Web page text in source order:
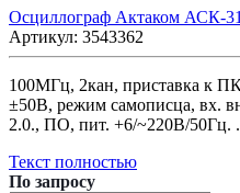
Осциллограф Актаком АСК-
Артикул: 3543362
100МГц, 2кан, приставка к
±50В, режим самописца, вх.
2.0., ПО, пит. +6/~220В/50Гц.
Текст полностью
По запросу